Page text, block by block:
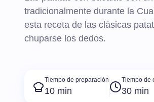
tradicionalmente durante la
esta receta de las clásicas
chuparse los dedos.
Tiempo de preparación
10 min
Tiempo de
30 min